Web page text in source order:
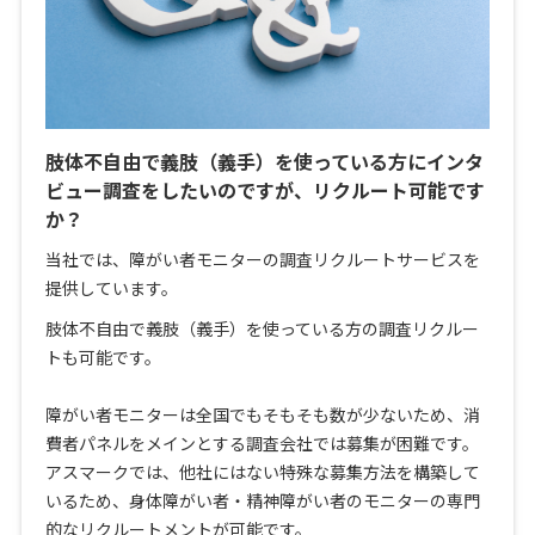
肢体不自由で義肢（義手）を使っている方にインタ
ビュー調査をしたいのですが、リクルート可能です
か？
当社では、障がい者モニターの調査リクルートサービスを
提供しています。
肢体不自由で義肢（義手）を使っている方の調査リクルー
トも可能です。
障がい者モニターは全国でもそもそも数が少ないため、消
費者パネルをメインとする調査会社では募集が困難です。
アスマークでは、他社にはない特殊な募集方法を構築して
いるため、身体障がい者・精神障がい者のモニターの専門
的なリクルートメントが可能です。